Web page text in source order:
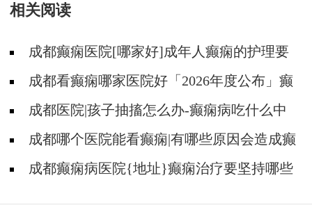
相关阅读
成都癫痫医院[哪家好]成年人癫痫的护理要
做到哪些?
成都看癫痫哪家医院好「2026年度公布」癫
痫是遗传的吗?
成都医院|孩子抽搐怎么办-癫痫病吃什么中
药?成都哪个医院能看癫痫|有哪些原因会造成癫
痫?成都癫痫病医院{地址}癫痫治疗要坚持哪些